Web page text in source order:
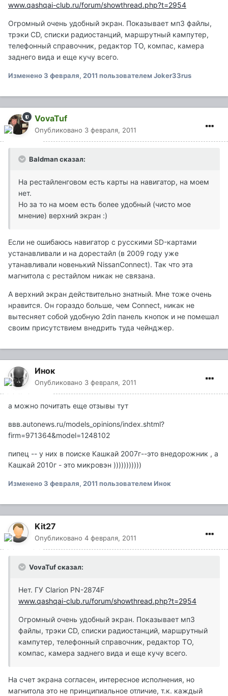
www.qashqai-club.ru/forum/showthread.php?t=2954
Огромный очень удобный экран. Показывает мп3 файлы,
трэки CD, списки радиостанций, маршрутный кампутер,
телефонный справочник, редактор ТО, компас, камера
заднего вида и еще кучу всего.
Изменено3 февраля, 2011 пользователем Joker33rus
VovaTuf
Опубликовано 3 февраля, 2011
Baldman сказал:
На рестайленговом есть карты на навигатор, на моем
нет.
Но за то на моем есть более удобный (чисто мое
мнение) верхний экран :)
Если не ошибаюсь навигатор с русскими SD-картами
устанавливали и на дорестайл (в 2009 году уже
утанавливали новенький NissanConnect). Так что эта
магнитола с рестайлом никак не связана.
А верхний экран действительно знатный. Мне тоже очень
нравится. Он гораздо больше, чем Connect, никак не
вытесняет собой удобную 2din панель кнопок и не помешал
своим присутствием внедрить туда чейнджер.
Инок
Опубликовано 3 февраля, 2011
а можно почитать еще отзывы тут
ввв.autonews.ru/models_opinions/index.shtml?
firm=971364&model=1248102
пипец -- у них в поиске Кашкай 2007г--это внедорожник , а
Кашкай 2010г - это микровэн )))))))))))
Изменено3 февраля, 2011 пользователем Инок
Kit27
Опубликовано 4 февраля, 2011
VovaTuf сказал:
Нет. ГУ Clarion PN-2874F
www.qashqai-club.ru/forum/showthread.php?t=2954
Огромный очень удобный экран. Показывает мп3
файлы, трэки CD, списки радиостанций, маршрутный
кампутер, телефонный справочник, редактор ТО,
компас, камера заднего вида и еще кучу всего.
На счет экрана согласен, интересное исполнения, но
магнитола это не принципиальное отличие, т.к. каждый